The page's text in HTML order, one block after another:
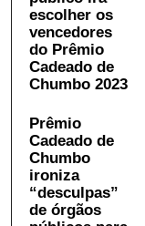
escolher os
vencedores
do Prêmio
Cadeado de
Chumbo 2023
Prêmio
Cadeado de
Chumbo
ironiza
“desculpas”
de órgãos